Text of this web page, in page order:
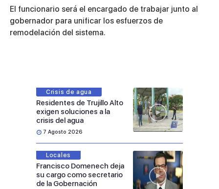
seconds
of
24
seconds
El funcionario será el encargado de trabajar junto al
gobernador para unificar los esfuerzos de
remodelación del sistema.
Crisis de agua
Residentes de Trujillo Alto
exigen soluciones a la
crisis del agua
7 Agosto 2026
Locales
Francisco Domenech deja
su cargo como secretario
de la Gobernación